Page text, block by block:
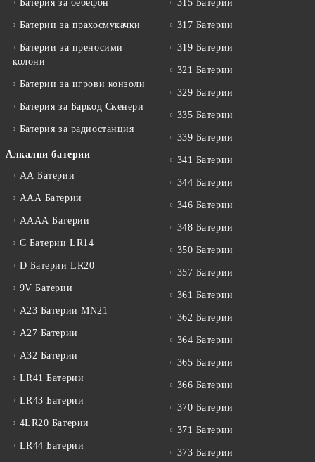
Батерия за бебефон
Батерии за прахосмукачки
Батерии за преносими
колони
Батерии за игрови конзоли
Батерия за Баркод Скенери
Батерия за радиостанция
Алкални батерии
АА Батерии
ААА Батерии
АААА Батерии
C Батерии LR14
D Батерии LR20
9V Батерии
A23 Батерии MN21
A27 Батерии
A32 Батерии
LR41 Батерии
LR43 Батерии
4LR20 Батерии
LR44 Батерии
315 Батерии
317 Батерии
319 Батерии
321 Батерии
329 Батерии
335 Батерии
339 Батерии
341 Батерии
344 Батерии
346 Батерии
348 Батерии
350 Батерии
357 Батерии
361 Батерии
362 Батерии
364 Батерии
365 Батерии
366 Батерии
370 Батерии
371 Батерии
373 Батерии